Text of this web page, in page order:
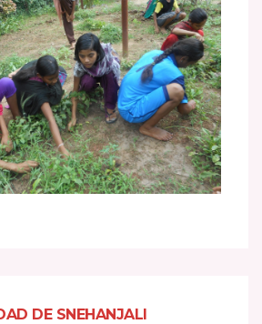
DE SNEHANJALI